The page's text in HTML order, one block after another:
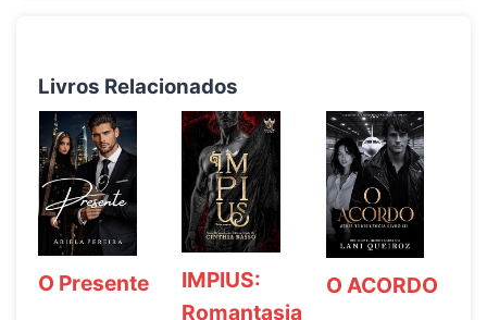
Livros Relacionados
O Presente
IMPIUS:
Romantasia
O ACORDO